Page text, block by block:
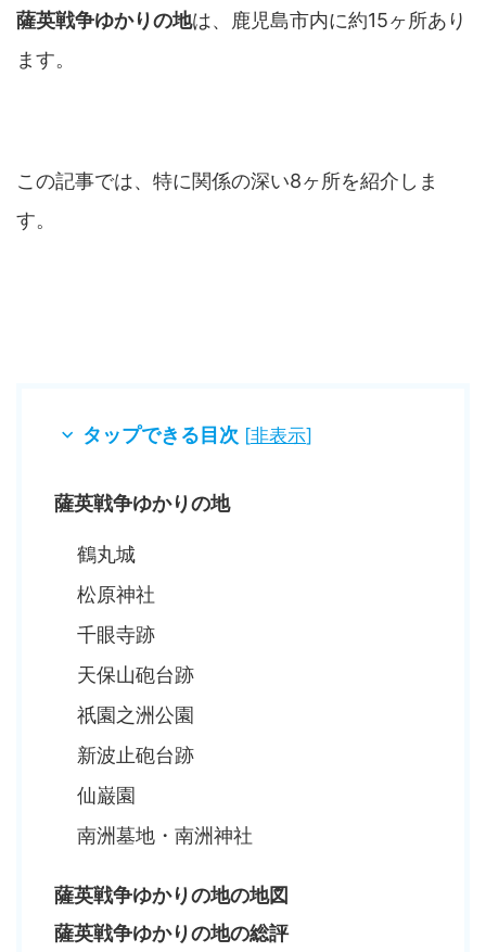
薩英戦争ゆかりの地は、鹿児島市内に約15ヶ所あり
ます。
この記事では、特に関係の深い8ヶ所を紹介しま
す。
タップできる目次 [非表示]
薩英戦争ゆかりの地
鶴丸城
松原神社
千眼寺跡
天保山砲台跡
祇園之洲公園
新波止砲台跡
仙巌園
南洲墓地・南洲神社
薩英戦争ゆかりの地の地図
薩英戦争ゆかりの地の総評